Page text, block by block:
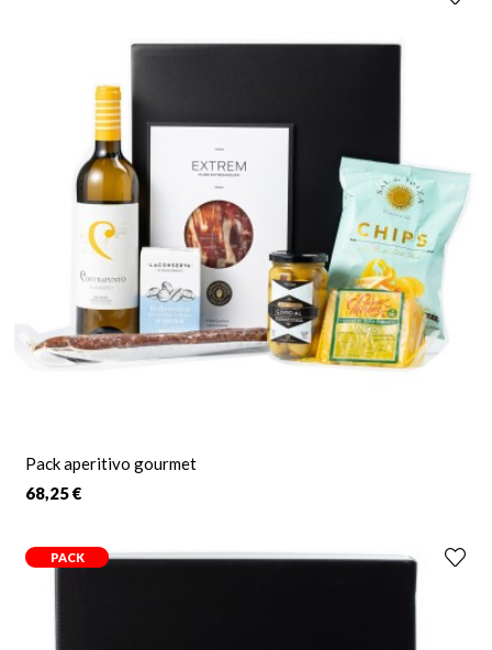
Pack aperitivo gourmet
68,25 €
PACK